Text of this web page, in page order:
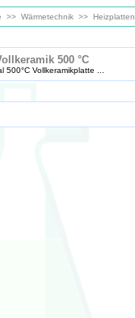
>> Wärmetechnik >> Heizplatten
500 °C
500°C Vollkeramikplatte ...